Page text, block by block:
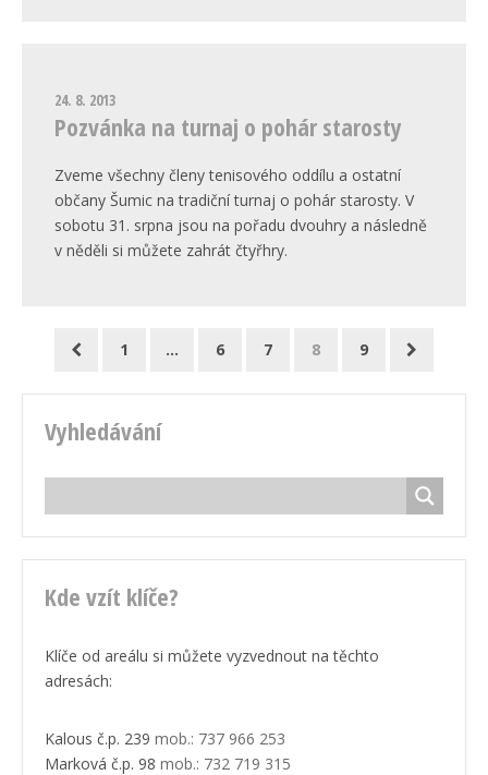
24. 8. 2013
Pozvánka na turnaj o pohár starosty
Zveme všechny členy tenisového oddílu a ostatní
občany Šumic na tradiční turnaj o pohár starosty. V
sobotu 31. srpna jsou na pořadu dvouhry a následně
v něděli si můžete zahrát čtyřhry.
1 … 6 7 8 9
Vyhledávání
Kde vzít klíče?
Klíče od areálu si můžete vyzvednout na těchto
adresách:
Kalous č.p. 239 mob.: 737 966 253
Marková č.p. 98 mob.: 732 719 315